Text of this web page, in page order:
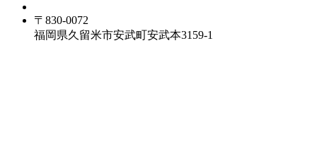
〒830-0072
福岡県久留米市安武町安武本3159-1